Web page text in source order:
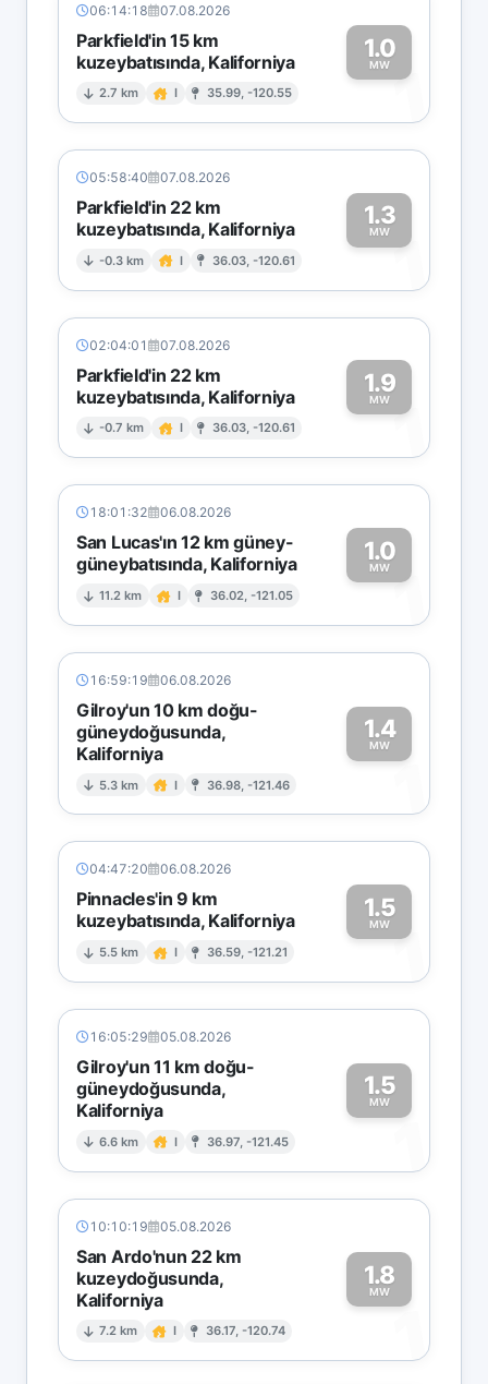
06:14:18 07.08.2026
Parkfield'in 15 km
kuzeybatısında, Kaliforniya
2.7 km I 35.99, -120.55
1.0
MW1
05:58:40 07.08.2026
Parkfield'in 22 km
kuzeybatısında, Kaliforniya
-0.3 km I 36.03, -120.61
1.3
MW1
02:04:01 07.08.2026
Parkfield'in 22 km
kuzeybatısında, Kaliforniya
-0.7 km I 36.03, -120.61
1.9
MW1
18:01:32 06.08.2026
San Lucas'ın 12 km güney-
güneybatısında, Kaliforniya
11.2 km I 36.02, -121.05
1.0
MW1
16:59:19 06.08.2026
Gilroy'un 10 km doğu-
güneydoğusunda,
Kaliforniya
5.3 km I 36.98, -121.46
1.4
MW
1
04:47:20 06.08.2026
Pinnacles'in 9 km
kuzeybatısında, Kaliforniya
5.5 km I 36.59, -121.21
1.5
MW1
16:05:29 05.08.2026
Gilroy'un 11 km doğu-
güneydoğusunda,
Kaliforniya
6.6 km I 36.97, -121.45
1.5
MW
1
10:10:19 05.08.2026
San Ardo'nun 22 km
kuzeydoğusunda,
Kaliforniya
7.2 km I 36.17, -120.74
1.8
MW
1